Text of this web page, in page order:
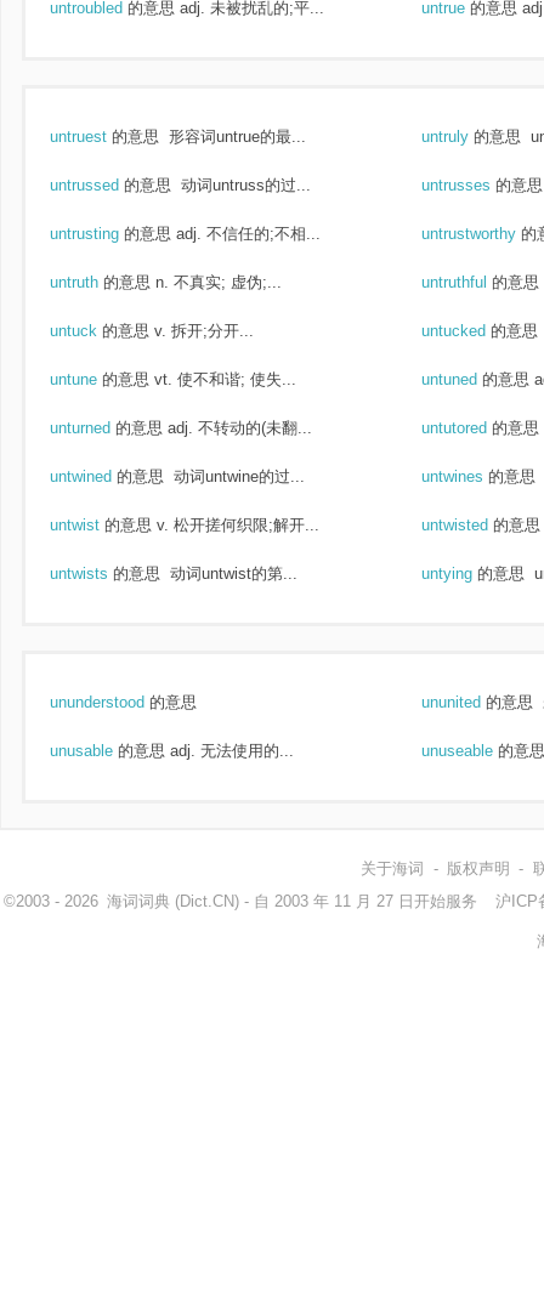
untroubled 的意思 adj. 未被扰乱的;平... untrue 的意思
untruest 的意思 形容词untrue的最... untruly 的意思
untrussed 的意思 动词untruss的过... untrusses 的意思
untrusting 的意思 adj. 不信任的;不相... untrustworthy 的
untruth 的意思 n. 不真实; 虚伪;... untruthful 的意思
untuck 的意思 v. 拆开;分开... untucked 的意思
untune 的意思 vt. 使不和谐; 使失... untuned 的意思
unturned 的意思 adj. 不转动的(未翻... untutored 的意思
untwined 的意思 动词untwine的过... untwines 的意思
untwist 的意思 v. 松开搓何织限;解开... untwisted 的意思
untwists 的意思 动词untwist的第... untying 的意思
ununderstood 的意思 ununited 的意思
unusable 的意思 adj. 无法使用的... unuseable 的意思
关于海词 - 版权声明 -
©2003 - 2026 海词词典 (Dict.CN) - 自 2003 年 11 月 27 日开始服务 沪ICP